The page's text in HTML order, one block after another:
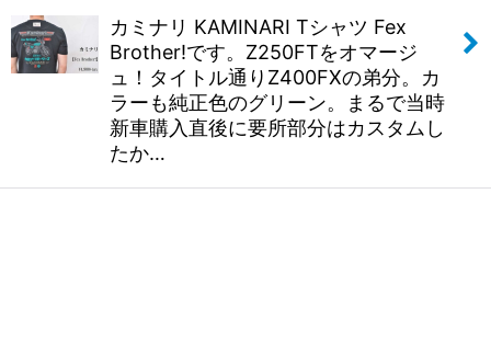
カミナリ KAMINARI Tシャツ Fex
Brother!です。Z250FTをオマージ
ュ！タイトル通りZ400FXの弟分。カ
ラーも純正色のグリーン。まるで当時
新車購入直後に要所部分はカスタムし
たか…